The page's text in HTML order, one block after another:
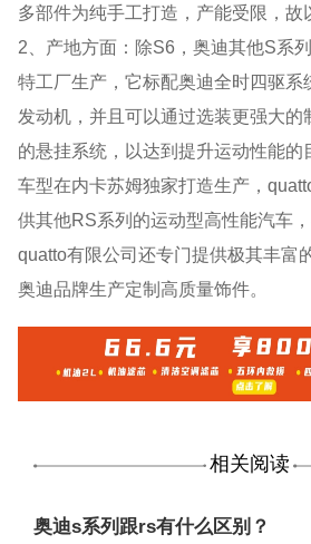
多部件为纯手工打造，产能受限，故
2、产地方面：除S6，奥迪其他S系
特工厂生产，它标配奥迪全时四驱系
发动机，并且可以通过选装更强大的
的悬挂系统，以达到提升运动性能
车型在内卡苏姆独家打造生产，
供其他RS系列的运动型高性能汽车
quatto有限公司还专门提供极其丰富
奥迪品牌生产定制高质量饰件。
相关阅读
奥迪s系列跟rs有什么区别？